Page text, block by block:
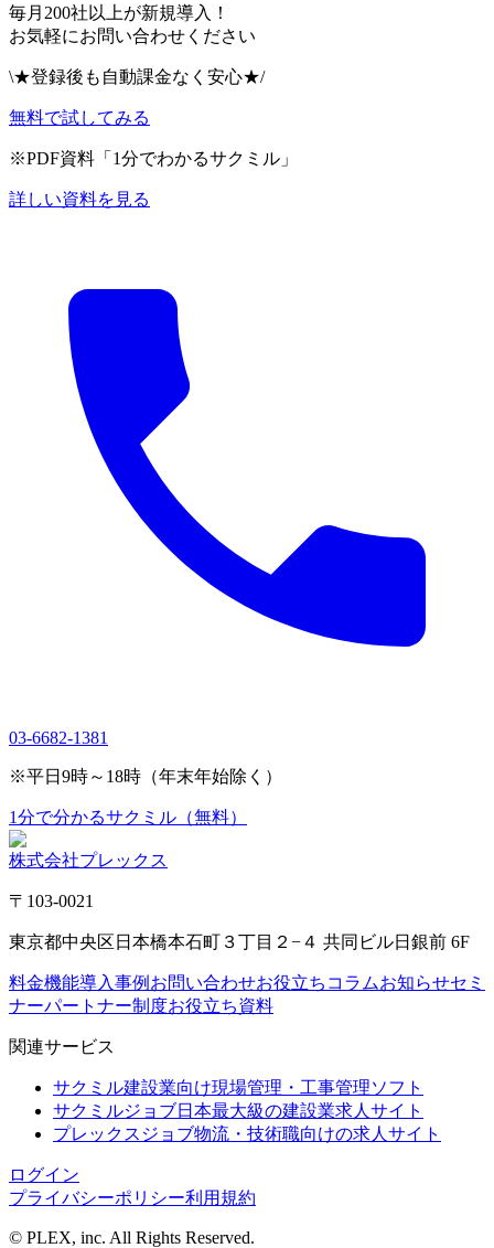
毎月200社以上が新規導入！
お気軽にお問い合わせください
\★登録後も自動課金なく安心★/
無料で試してみる
※PDF資料「1分でわかるサクミル」
詳しい資料を見る
03-6682-1381
※平日9時～18時（年末年始除く）
1分で分かるサクミル（無料）
株式会社プレックス
〒103-0021
東京都中央区日本橋本石町３丁目２−４ 共同ビル日銀前 6F
料金機能導入事例 お問い合わせお役立ちコラムお知らせセミ
ナーパートナー制度お役立ち資料
関連サービス
サクミル建設業向け現場管理・工事管理ソフト
サクミルジョブ日本最大級の建設業求人サイト
プレックスジョブ物流・技術職向けの求人サイト
ログイン
プライバシーポリシー利用規約
© PLEX, inc. All Rights Reserved.